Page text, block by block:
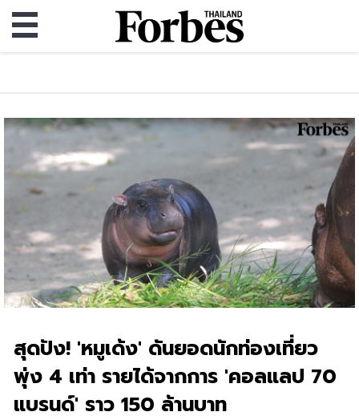
สุดปัง! 'หมูเด้ง' ดันยอดนักท่องเที่ยว
พุ่ง 4 เท่า รายได้จากการ 'คอลแลป 70
แบรนด์' ราว 150 ล้านบาท